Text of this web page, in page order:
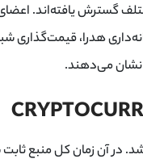
گسترش یافته‌اند.
هدرا، قیمت‌گذاری
نشان می‌دهند.